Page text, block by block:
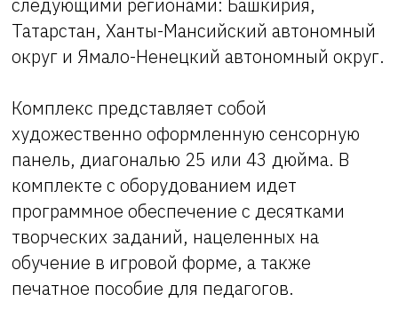
Татарстан, Ханты-Мансийский автономный
округ и Ямало-Ненецкий автономный округ.
Комплекс представляет собой
художественно оформленную сенсорную
панель, диагональю 25 или 43 дюйма. В
комплекте с оборудованием идет
программное обеспечение с десятками
творческих заданий, нацеленных на
обучение в игровой форме, а также
печатное пособие для педагогов.